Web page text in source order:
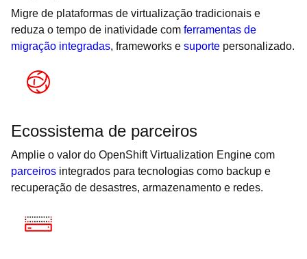
Migre de plataformas de virtualização tradicionais e
reduza o tempo de inatividade com ferramentas de
migração integradas, frameworks e suporte personalizado.
Ecossistema de parceiros
Amplie o valor do OpenShift Virtualization Engine com
parceiros integrados para tecnologias como backup e
recuperação de desastres, armazenamento e redes.